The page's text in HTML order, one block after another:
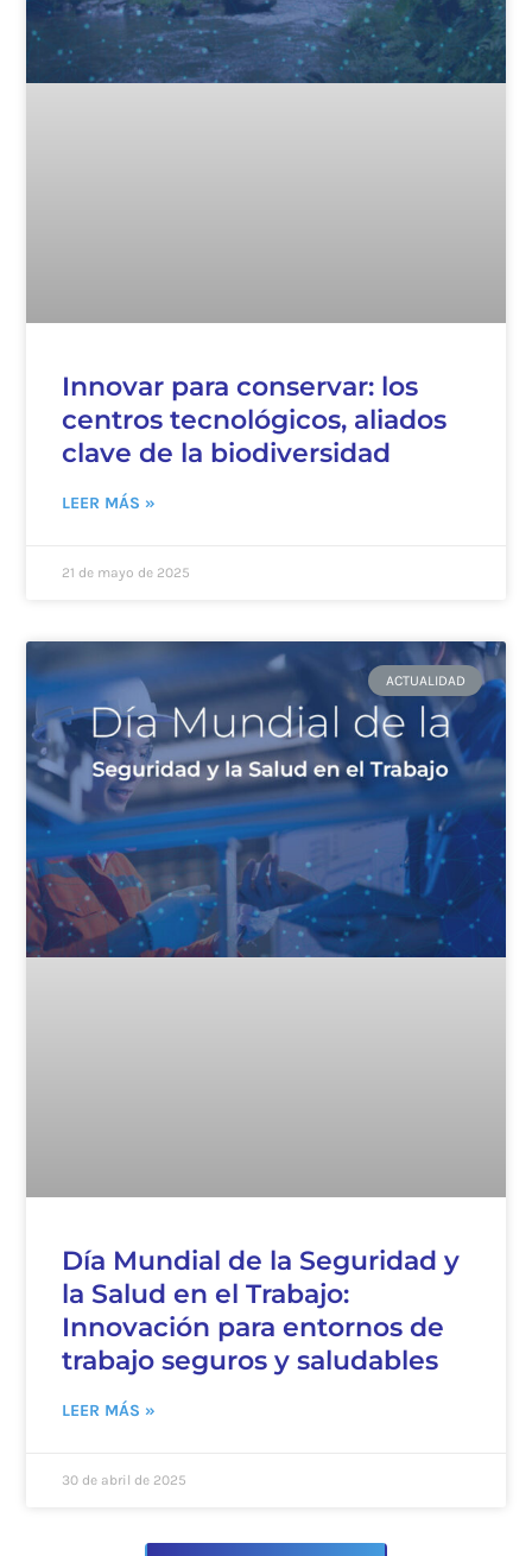
Innovar para conservar: los
centros tecnológicos, aliados
clave de la biodiversidad
LEER MÁS »
21 de mayo de 2025
ACTUALIDAD
Día Mundial de la Seguridad y
la Salud en el Trabajo:
Innovación para entornos de
trabajo seguros y saludables
LEER MÁS »
30 de abril de 2025